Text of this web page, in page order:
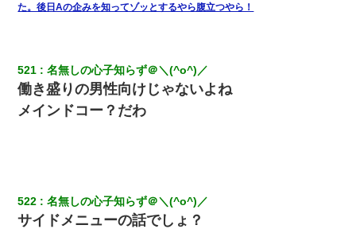
今日夫の実家に泊ったんだけど、朝起きたら股間がなんかモッコ
リしてた
彼氏の家に泊まる事になり、ゲームで盛り上がってさぁ寝よう！
と電気を消すとミシッって音が…彼「ちょっと待ってて」→勢い
よくドアを開けるとなんと…
た。後日Aの企みを知ってゾッとするやら腹立つやら！
521 名無しの心子知らず＠＼(^o^)／
働き盛りの男性向けじゃないよね
メインドコー？だわ
522 名無しの心子知らず＠＼(^o^)／
サイドメニューの話でしょ？